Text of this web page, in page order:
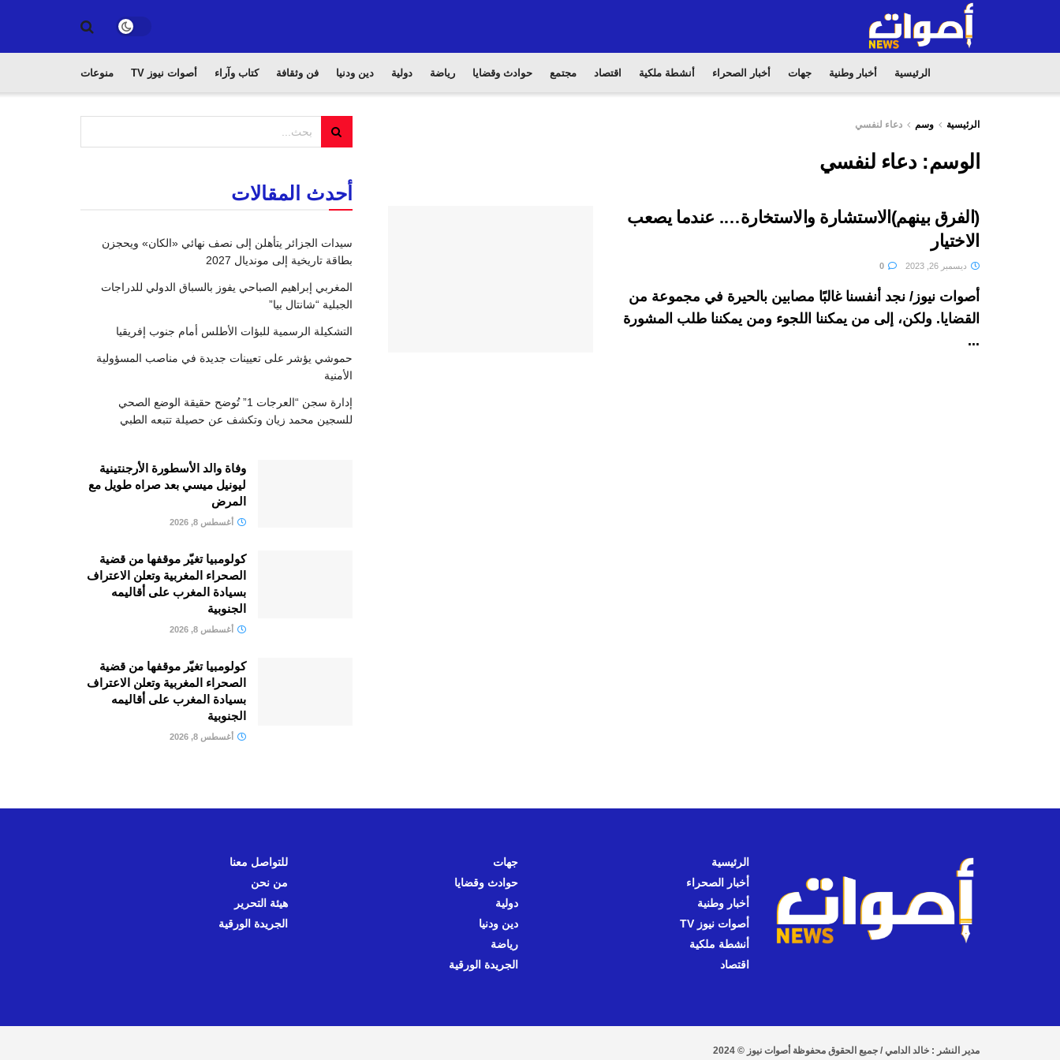
الرئيسية أخبار وطنية جهات أخبار الصحراء أنشطة ملكية اقتصاد مجتمع حوادث وقضايا رياضة دولية دين ودنيا فن وثقافة كتاب وآراء أصوات نيوز TV منوعات
الرئيسية وسم دعاء لنفسي
الوسم:دعاء لنفسي
(الفرق بينهم)الاستشارة والاستخارة…. عندما يصعب
الاختيار
ديسمبر 26, 2023
أصوات نيوز/ نجد أنفسنا غالبًا مصابين بالحيرة في مجموعة من
القضايا. ولكن، إلى من يمكننا اللجوء ومن يمكننا طلب المشورة
...
أحدث المقالات
سيدات الجزائر يتأهلن إلى نصف نهائي «الكان» ويحجزن
بطاقة تاريخية إلى مونديال 2027
المغربي إبراهيم الصباحي يفوز بالسباق الدولي للدراجات
الجبلية “شانتال بيا”
التشكيلة الرسمية للبؤات الأطلس أمام جنوب إفريقيا
حموشي يؤشر على تعيينات جديدة في مناصب المسؤولية
الأمنية
إدارة سجن “العرجات 1” تُوضح حقيقة الوضع الصحي
للسجين محمد زيان وتكشف عن حصيلة تتبعه الطبي
وفاة والد الأسطورة الأرجنتينية
ليونيل ميسي بعد صراه طويل مع
المرض
أغسطس 8, 2026
كولومبيا تغيّر موقفها من قضية
الصحراء المغربية وتعلن الاعتراف
بسيادة المغرب على أقاليمه
الجنوبية
أغسطس 8, 2026
كولومبيا تغيّر موقفها من قضية
الصحراء المغربية وتعلن الاعتراف
بسيادة المغرب على أقاليمه
الجنوبية
أغسطس 8, 2026
الرئيسية
أخبار الصحراء
أخبار وطنية
أصوات نيوز TV
أنشطة ملكية
اقتصاد
جهات
حوادث وقضايا
دولية
دين ودنيا
رياضة
الجريدة الورقية
للتواصل معنا
من نحن
هيئة التحرير
الجريدة الورقية
مدير النشر : خالد الدامي / جميع الحقوق محفوظة أصوات نيوز © 2024